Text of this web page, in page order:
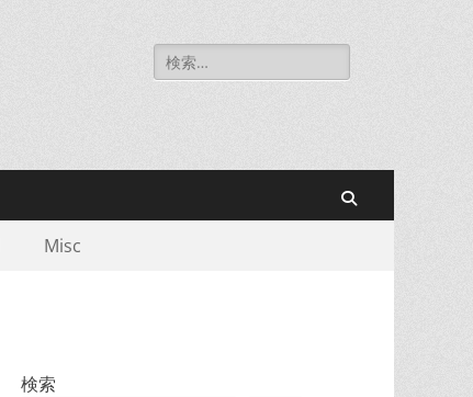
検
索:
Misc
検索